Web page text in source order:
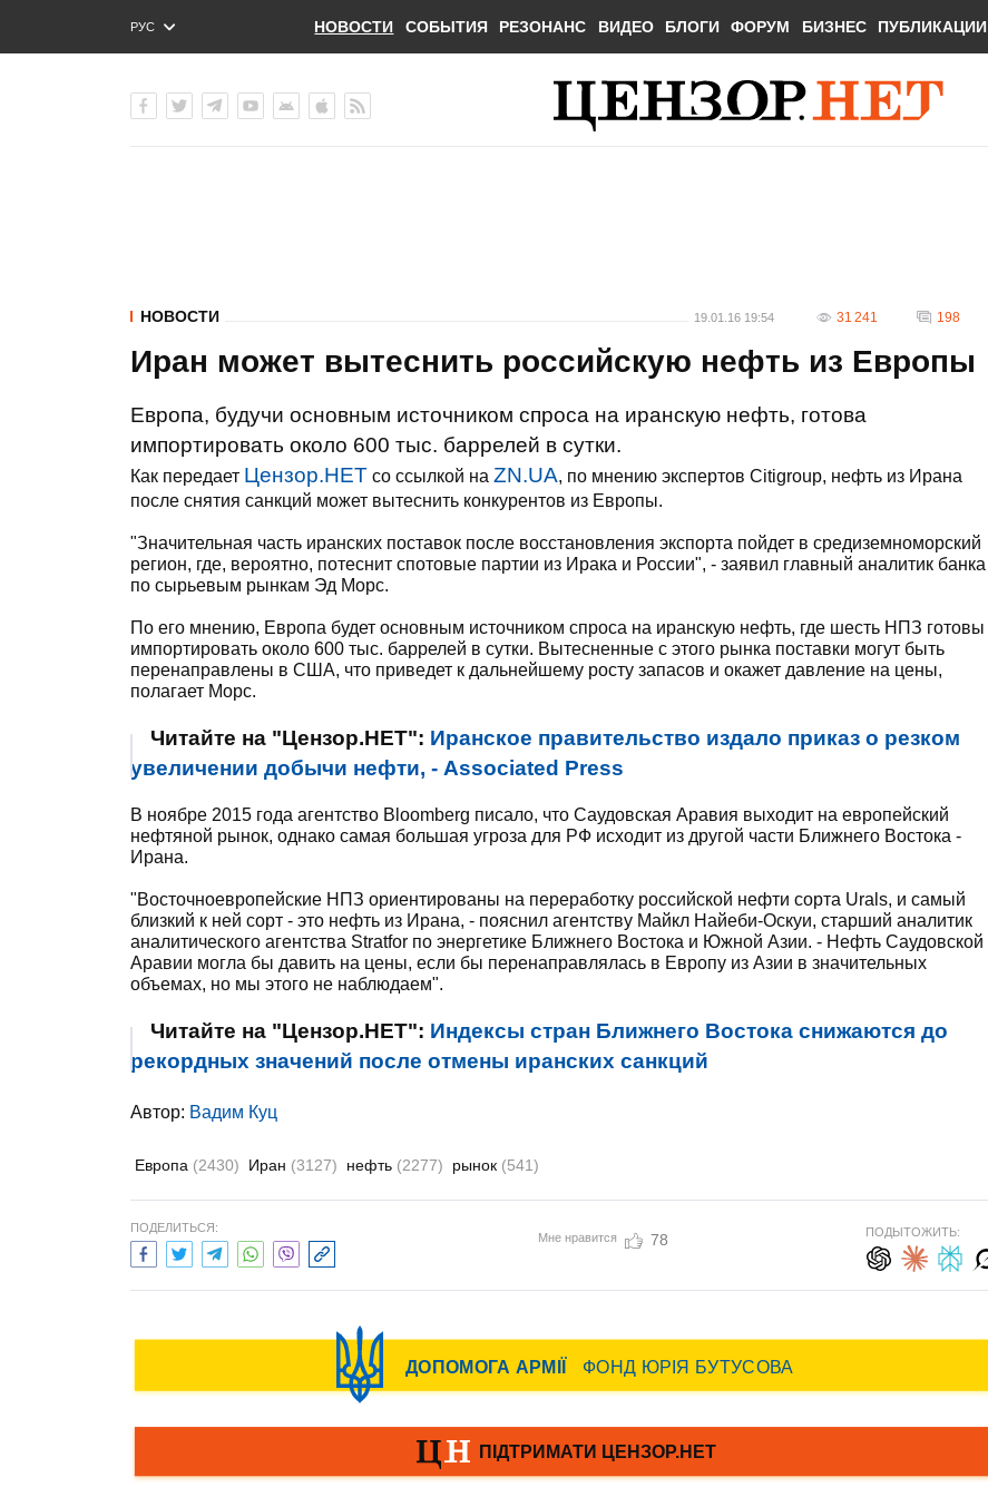
РУС
ENG
НОВОСТИ СОБЫТИЯ РЕЗОНАНС ВИДЕО БЛОГИ ФОРУМ БИЗНЕС ПУБЛИКАЦИИ
НОВОСТИ 19.01.16 19:54 31 241 198
Иран может вытеснить российскую нефть из Европы
Европа, будучи основным источником спроса на иранскую нефть, готова
импортировать около 600 тыс. баррелей в сутки.
Как передает Цензор.НЕТ со ссылкой на ZN.UA, по мнению экспертов Citigroup, нефть из Ирана
после снятия санкций может вытеснить конкурентов из Европы.
"Значительная часть иранских поставок после восстановления экспорта пойдет в средиземноморский
регион, где, вероятно, потеснит спотовые партии из Ирака и России", - заявил главный аналитик банка
по сырьевым рынкам Эд Морс.
По его мнению, Европа будет основным источником спроса на иранскую нефть, где шесть НПЗ готовы
импортировать около 600 тыс. баррелей в сутки. Вытесненные с этого рынка поставки могут быть
перенаправлены в США, что приведет к дальнейшему росту запасов и окажет давление на цены,
полагает Морс.
Читайте на "Цензор.НЕТ": Иранское правительство издало приказ о резком
увеличении добычи нефти, - Associated Press
В ноябре 2015 года агентство Bloomberg писало, что Саудовская Аравия выходит на европейский
нефтяной рынок, однако самая большая угроза для РФ исходит из другой части Ближнего Востока -
Ирана.
"Восточноевропейские НПЗ ориентированы на переработку российской нефти сорта Urals, и самый
близкий к ней сорт - это нефть из Ирана, - пояснил агентству Майкл Найеби-Оскуи, старший аналитик
аналитического агентства Stratfor по энергетике Ближнего Востока и Южной Азии. - Нефть Саудовской
Аравии могла бы давить на цены, если бы перенаправлялась в Европу из Азии в значительных
объемах, но мы этого не наблюдаем".
Читайте на "Цензор.НЕТ": Индексы стран Ближнего Востока снижаются до
рекордных значений после отмены иранских санкций
Автор: Вадим Куц
Европа (2430) Иран (3127) нефть (2277) рынок (541)
ПОДЕЛИТЬСЯ:
Мне нравится 78 ПОДЫТОЖИТЬ: